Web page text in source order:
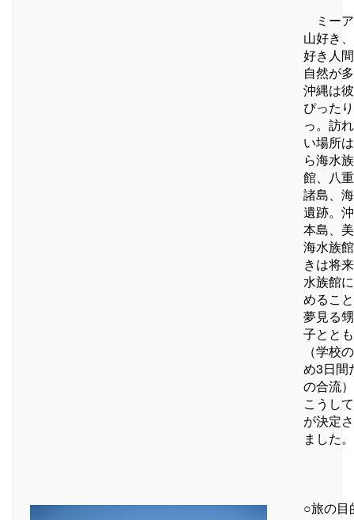
ミー
山好き
好き人
自然が
沖縄は
ぴったり
っ。訪
い場所
ら海水族
館、八
諸島、
遺跡。
本島、
海水族
きは将
水族館
めるこ
夢見る
子とと
（学校
め3日間
の合流
こうし
が決定
ました。
○旅の目